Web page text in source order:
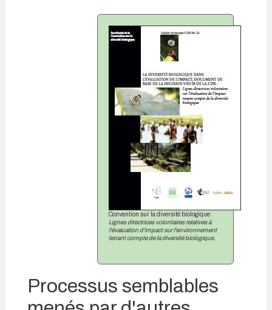
Convention sur la diversité biologique:
Lignes directrices volontaires relatives à
l'évaluation d'impact sur l'environnement
tenant compte de la diversité biologique.
Processus semblables